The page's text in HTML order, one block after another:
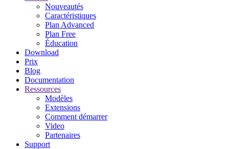
Nouveautés
Caractéristiques
Plan Advanced
Plan Free
Éducation
Download
Prix
Blog
Documentation
Ressources
Modèles
Extensions
Comment démarrer
Video
Partenaires
Support